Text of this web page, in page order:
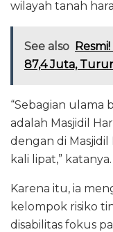
wilayah tanah
See also
87,4 Juta,
“Sebagian ulama
adalah Masjidil
dengan di
kali lipat,” katanya.
Karena itu, ia
kelompok risiko
disabilitas fokus